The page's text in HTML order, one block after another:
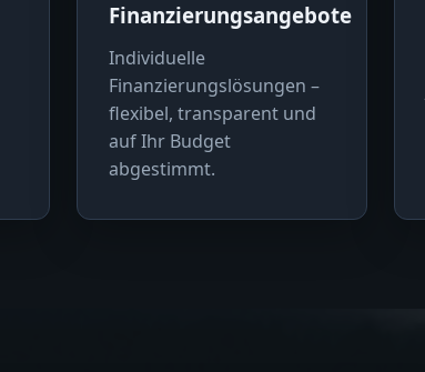
Finanzierungsangebote
Individuelle
Finanzierungslösungen –
flexibel, transparent und
auf Ihr Budget
abgestimmt.